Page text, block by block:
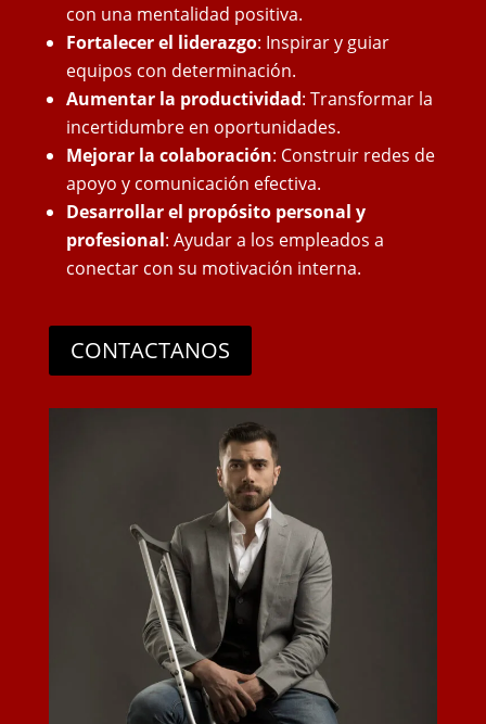
con una mentalidad positiva.
Fortalecer el liderazgo: Inspirar y guiar
equipos con determinación.
Aumentar la productividad: Transformar la
incertidumbre en oportunidades.
Mejorar la colaboración: Construir redes de
apoyo y comunicación efectiva.
Desarrollar el propósito personal y
profesional: Ayudar a los empleados a
conectar con su motivación interna.
CONTACTANOS